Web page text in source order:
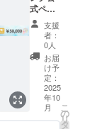
メール
にてや
り取り
させて
いただ
きます
式ペー
ジ内
に“協賛
者バ
ナー”を
1ヶ月間
掲載
「支援
者様の
X・
ショッ
支援
者：
0人
お届
け予
定：
2025
年10
月
こ
の
リ
タ